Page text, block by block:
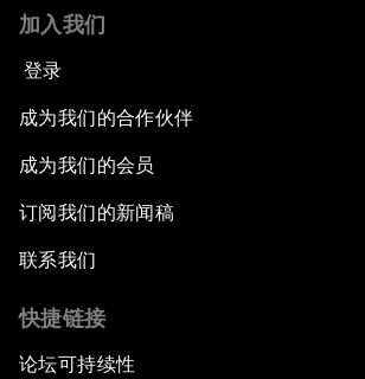
加入我们
登录
成为我们的合作伙伴
成为我们的会员
订阅我们的新闻稿
联系我们
快捷链接
论坛可持续性